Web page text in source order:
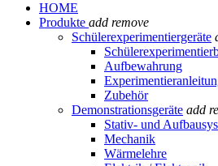
HOME
Produkte add remove
Schülerexperimentiergeräte
Aufbewahrung
Zubehör
Demonstrationsgeräte add
Stativ- und
Mechanik
Wärmelehre